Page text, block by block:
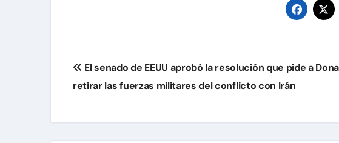
Navegación
de
El senado de EEUU aprobó la resolución que pide a
retirar las fuerzas militares del conflicto con Irán